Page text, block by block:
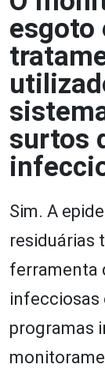
esgoto
surtos
Sim. A
residuárias
ferramenta
infecciosas
programas